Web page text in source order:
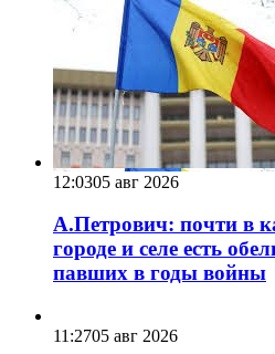
12:0305 авг 2026
А.Петрович: почти в
городе и селе есть
павших в годы войны
11:2705 авг 2026